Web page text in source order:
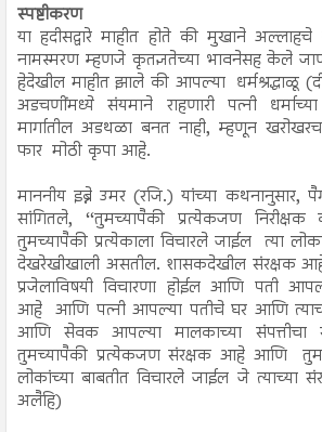
स्पष्टीकरण
या हदीसद्वारे माहीत होते की मुखाने
नामस्मरण म्हणजे कृतज्ञतेच्या भावनेसह केले
हेदेखील माहीत झाले की आपल्या धर्मश्रद्धाळू
अडचणींमध्ये संयमाने राहणारी पत्नी
मार्गातील अडथळा बनत नाही, म्हणून
फार मोठी कृपा आहे.
माननीय इब्ने उमर (रजि.) यांच्या कथनानुसार,
सांगितले, ‘‘तुमच्यापैकी प्रत्येकजण
तुमच्यापैकी प्रत्येकाला विचारले जाईल त्या
देखरेखीखाली असतील. शासकदेखील संरक्षक आहे
प्रजेलाविषयी विचारणा होईल आणि पती
आहे आणि पत्नी आपल्या पतीचे घर आणि
आणि सेवक आपल्या मालकाच्या
तुमच्यापैकी प्रत्येकजण संरक्षक आहे आणि
लोकांच्या बाबतीत विचारले जाईल जे त्याच्या
अलैहि)